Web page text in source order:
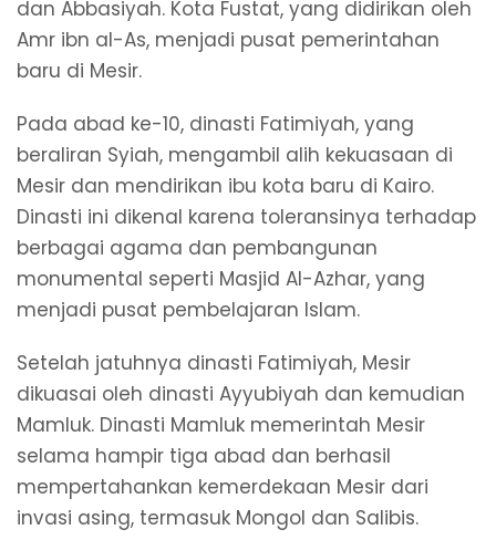
dan Abbasiyah. Kota Fustat, yang didirikan oleh
Amr ibn al-As, menjadi pusat pemerintahan
baru di Mesir.
Pada abad ke-10, dinasti Fatimiyah, yang
beraliran Syiah, mengambil alih kekuasaan di
Mesir dan mendirikan ibu kota baru di Kairo.
Dinasti ini dikenal karena toleransinya terhadap
berbagai agama dan pembangunan
monumental seperti Masjid Al-Azhar, yang
menjadi pusat pembelajaran Islam.
Setelah jatuhnya dinasti Fatimiyah, Mesir
dikuasai oleh dinasti Ayyubiyah dan kemudian
Mamluk. Dinasti Mamluk memerintah Mesir
selama hampir tiga abad dan berhasil
mempertahankan kemerdekaan Mesir dari
invasi asing, termasuk Mongol dan Salibis.